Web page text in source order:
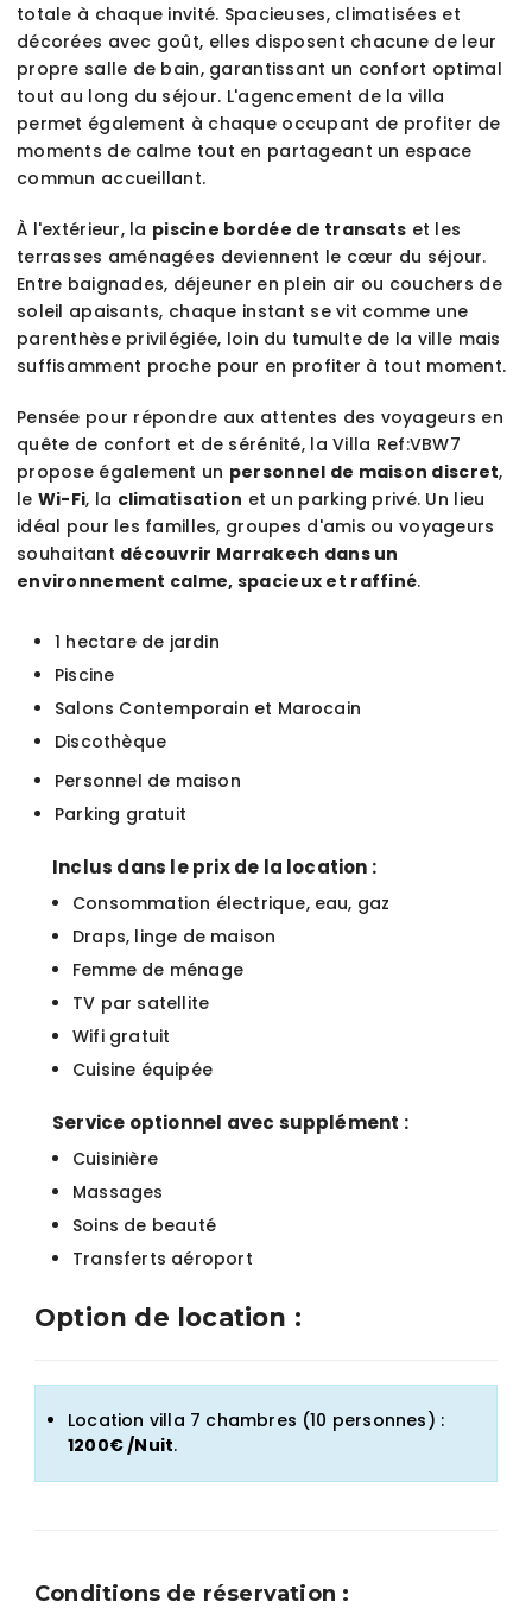
totale à chaque invité. Spacieuses, climatisées et
décorées avec goût, elles disposent chacune de leur
propre salle de bain, garantissant un confort optimal
tout au long du séjour. L'agencement de la villa
permet également à chaque occupant de profiter de
moments de calme tout en partageant un espace
commun accueillant.
À l'extérieur, la piscine bordée de transats et les
terrasses aménagées deviennent le cœur du séjour.
Entre baignades, déjeuner en plein air ou couchers de
soleil apaisants, chaque instant se vit comme une
parenthèse privilégiée, loin du tumulte de la ville mais
suffisamment proche pour en profiter à tout moment.
Pensée pour répondre aux attentes des voyageurs en
quête de confort et de sérénité, la Villa Ref:VBW7
propose également un personnel de maison discret,
le Wi-Fi, la climatisation et un parking privé. Un lieu
idéal pour les familles, groupes d'amis ou voyageurs
souhaitant découvrir Marrakech dans un
environnement calme, spacieux et raffiné.
1 hectare de jardin
Piscine
Salons Contemporain et Marocain
Discothèque
Personnel de maison
Parking gratuit
Inclus dans le prix de la location :
Consommation électrique, eau, gaz
Draps, linge de maison
Femme de ménage
TV par satellite
Wifi gratuit
Cuisine équipée
Service optionnel avec supplément :
Cuisinière
Massages
Soins de beauté
Transferts aéroport
Option de location :
Location villa 7 chambres (10 personnes) :
1200€ /Nuit.
Conditions de réservation :